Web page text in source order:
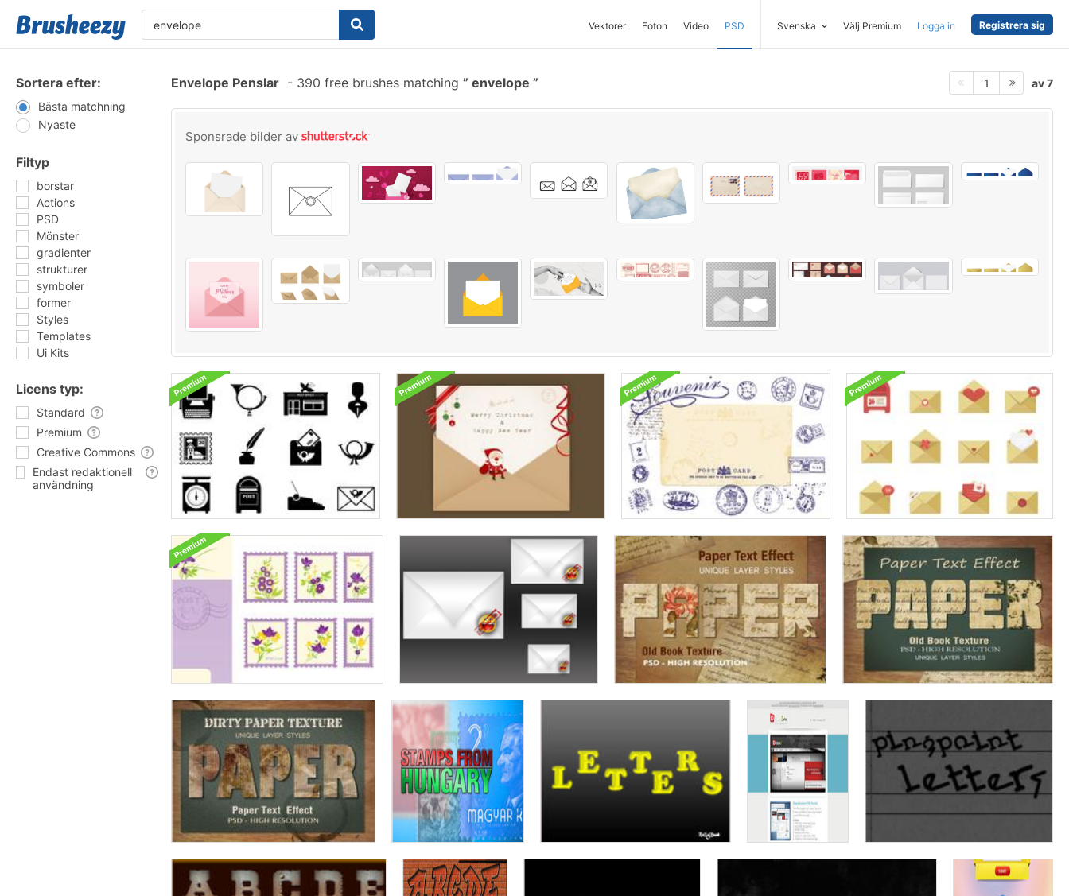
Vektorer Foton Video PSD Svenska Välj Premium Logga in Registrera sig
Sortera efter:
Bästa matchning
Nyaste
Filtyp
borstar
Actions
PSD
Mönster
gradienter
strukturer
symboler
former
Styles
Templates
Ui Kits
Licens typ:
Standard
Premium
Creative Commons
Endast redaktionell
användning
Envelope Penslar - 390 free brushes matching envelope 1 av 7
Sponsrade bilder av